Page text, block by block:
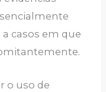
a casos em que
o uso de